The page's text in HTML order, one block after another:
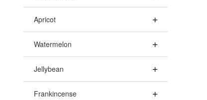
Apricot
Watermelon
Jellybean
Frankincense